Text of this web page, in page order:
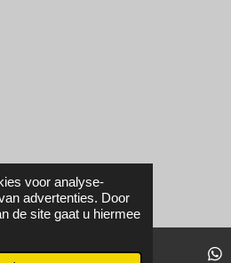
voor analyse-
advertenties. Door
de site gaat u hiermee